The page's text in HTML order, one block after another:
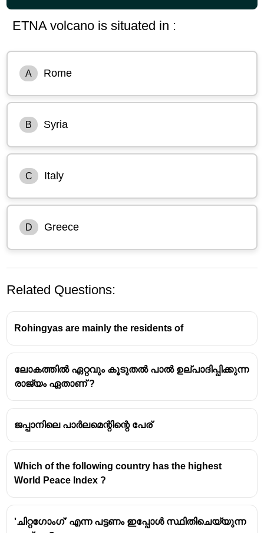
ETNA volcano is situated in :
A Rome
B Syria
C Italy
D Greece
Related Questions:
Rohingyas are mainly the residents of
ലോകത്തിൽ ഏറ്റവും കൂടുതൽ പാൽ ഉല്പാദിപ്പിക്കുന്ന
രാജ്യം ഏതാണ് ?
ജപ്പാനിലെ പാർലമെന്റിന്റെ പേര്
Which of the following country has the highest
World Peace Index ?
'ചിറ്റഗോംഗ്' എന്ന പട്ടണം ഇപ്പോൾ സ്ഥിതിചെയ്യുന്ന